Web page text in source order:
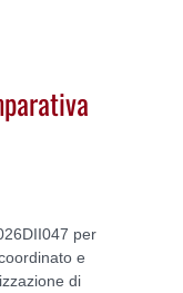
per
e
di